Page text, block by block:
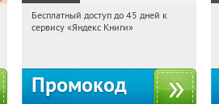
14:35:05
Получи первым!
Бесплатный доступ до 45 дней к
сервису «Яндекс Книги»
Промокод